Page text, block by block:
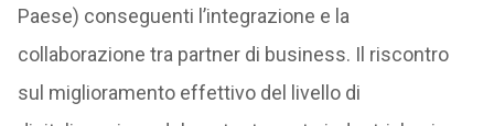
Paese) conseguenti l’integrazione e la
collaborazione tra partner di business. Il riscontro
sul miglioramento effettivo del livello di